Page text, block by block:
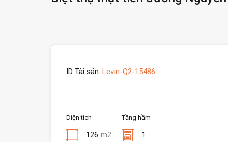
ID Tài sản: Levin-Q2-15486
Diện tích
126 m2
Tầng hầm
1